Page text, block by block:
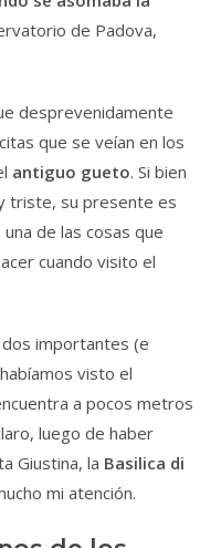
de Padova,
desprevenidamente
que se veían en los
antiguo gueto. Si bien
triste, su presente es
de las cosas que
cuando visito el
importantes (e
visto el
a pocos metros
luego de haber
Giustina, la Basilica di
mi atención.